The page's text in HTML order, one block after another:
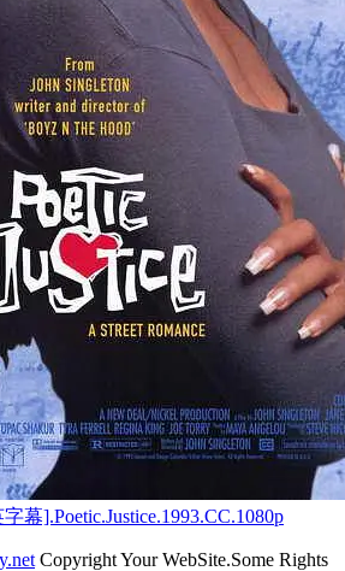
幕].Poetic.Justice.1993.CC.1080p
Copyright Your WebSite.Some Rights